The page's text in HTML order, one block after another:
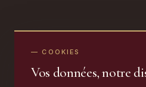
— COOKIES
Vos données, notre